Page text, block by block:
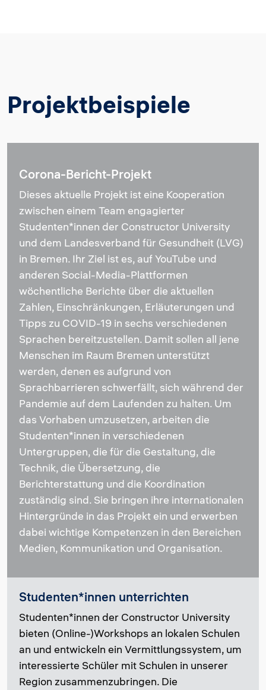
Projektbeispiele
Corona-Bericht-Projekt
Dieses aktuelle Projekt ist eine Kooperation
zwischen einem Team engagierter
Studenten*innen der Constructor University
und dem Landesverband für Gesundheit (LVG)
in Bremen. Ihr Ziel ist es, auf YouTube und
anderen Social-Media-Plattformen
wöchentliche Berichte über die aktuellen
Zahlen, Einschränkungen, Erläuterungen und
Tipps zu COVID-19 in sechs verschiedenen
Sprachen bereitzustellen. Damit sollen all jene
Menschen im Raum Bremen unterstützt
werden, denen es aufgrund von
Sprachbarrieren schwerfällt, sich während der
Pandemie auf dem Laufenden zu halten. Um
das Vorhaben umzusetzen, arbeiten die
Studenten*innen in verschiedenen
Untergruppen, die für die Gestaltung, die
Technik, die Übersetzung, die
Berichterstattung und die Koordination
zuständig sind. Sie bringen ihre internationalen
Hintergründe in das Projekt ein und erwerben
dabei wichtige Kompetenzen in den Bereichen
Medien, Kommunikation und Organisation.
Studenten*innen unterrichten
Studenten*innen der Constructor University
bieten (Online-)Workshops an lokalen Schulen
an und entwickeln ein Vermittlungssystem, um
interessierte Schüler mit Schulen in unserer
Region zusammenzubringen. Die